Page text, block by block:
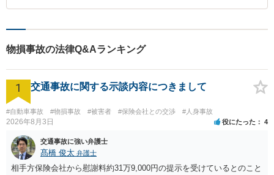
物損事故の法律Q&Aランキング
1 交通事故に関する示談内容につきまして
#自動車事故 #物損事故 #被害者 #保険会社との交渉 #人身事故
2026年8月3日 役にたった 4
交通事故に強い弁護士
髙橋 俊太 弁護士
相手方保険会社から慰謝料約31万9,000円の提示を受けているとのこと